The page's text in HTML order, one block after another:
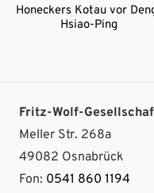
Honeckers Kotau vor
Hsiao-Ping
Fritz-Wolf-
Meller Str. 268a
49082 Osnabrück
Fon: 0541 860 1194